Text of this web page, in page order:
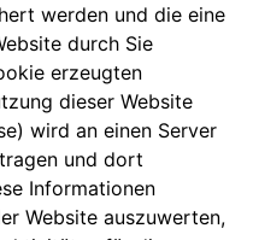
werden und die eine
durch Sie
erzeugten
dieser Website
wird an einen Server
und dort
Informationen
Website auszuwerten,